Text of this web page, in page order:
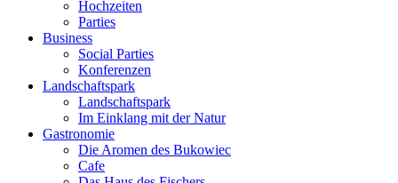
Hochzeiten
Parties
Business
Social Parties
Konferenzen
Landschaftspark
Landschaftspark
Im Einklang mit der Natur
Gastronomie
Die Aromen des Bukowiec
Cafe